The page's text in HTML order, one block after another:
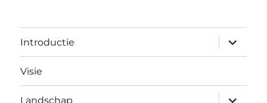
Introductie
Visie
Landschap